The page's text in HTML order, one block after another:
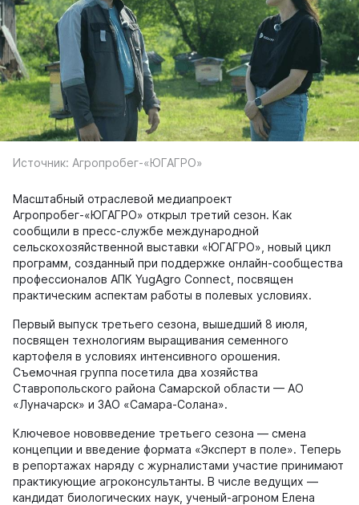
Источник: Агропробег-«ЮГАГРО»
Масштабный отраслевой медиапроект
Агропробег-«ЮГАГРО» открыл третий сезон. Как
сообщили в пресс-службе международной
сельскохозяйственной выставки «ЮГАГРО», новый цикл
программ, созданный при поддержке онлайн-сообщества
профессионалов АПК YugAgro Connect, посвящен
практическим аспектам работы в полевых условиях.
Первый выпуск третьего сезона, вышедший 8 июля,
посвящен технологиям выращивания семенного
картофеля в условиях интенсивного орошения.
Съемочная группа посетила два хозяйства
Ставропольского района Самарской области — АО
«Луначарск» и ЗАО «Самара-Солана».
Ключевое нововведение третьего сезона — смена
концепции и введение формата «Эксперт в поле». Теперь
в репортажах наряду с журналистами участие принимают
практикующие агроконсультанты. В числе ведущих —
кандидат биологических наук, ученый-агроном Елена